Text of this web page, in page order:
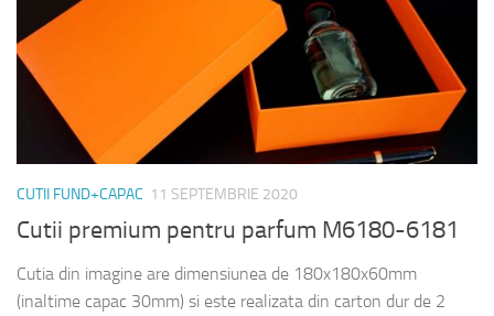
CUTII FUND+CAPAC 11 SEPTEMBRIE 2020
Cutii premium pentru parfum M6180-6181
Cutia din imagine are dimensiunea de 180x180x60mm
(inaltime capac 30mm) si este realizata din carton dur de 2